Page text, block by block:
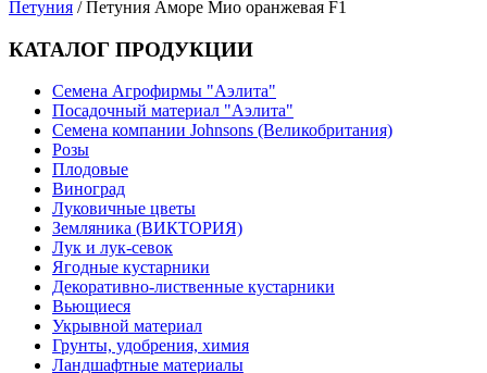
Петуния /Петуния Аморе Мио оранжевая F1
КАТАЛОГ ПРОДУКЦИИ
Семена Агрофирмы "Аэлита"
Посадочный материал "Аэлита"
Семена компании Johnsons (Великобритания)
Розы
Плодовые
Виноград
Луковичные цветы
Земляника (ВИКТОРИЯ)
Лук и лук-севок
Ягодные кустарники
Декоративно-лиственные кустарники
Вьющиеся
Укрывной материал
Грунты, удобрения, химия
Ландшафтные материалы